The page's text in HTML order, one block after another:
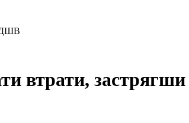
ДШВ
втрати, застрягши